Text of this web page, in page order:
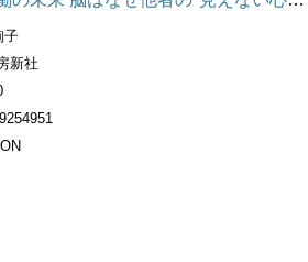
子
新社